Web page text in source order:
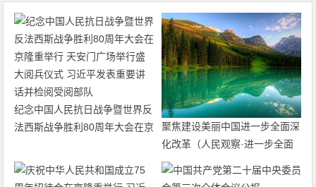
纪念中国人民抗日战争暨世界反
法西斯战争胜利80周年大会在京
阅兵仪式 习近平发表重要讲话
并检阅受阅部队
聚焦建设美丽中国进一步全面深
化改革（人民观察·进一步全面
深化改革的“七个聚焦”）